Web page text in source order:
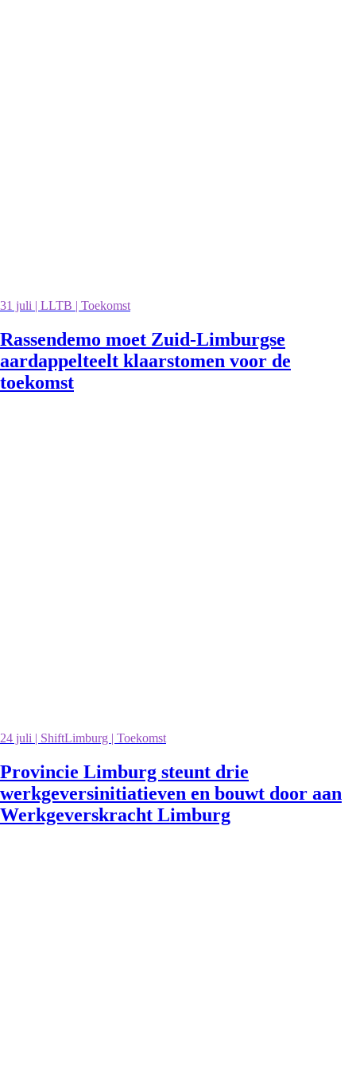
31 juli | LLTB | Toekomst
Rassendemo moet Zuid-Limburgse
aardappelteelt klaarstomen voor de
toekomst
24 juli | ShiftLimburg | Toekomst
Provincie Limburg steunt drie
werkgeversinitiatieven en bouwt door aan
Werkgeverskracht Limburg